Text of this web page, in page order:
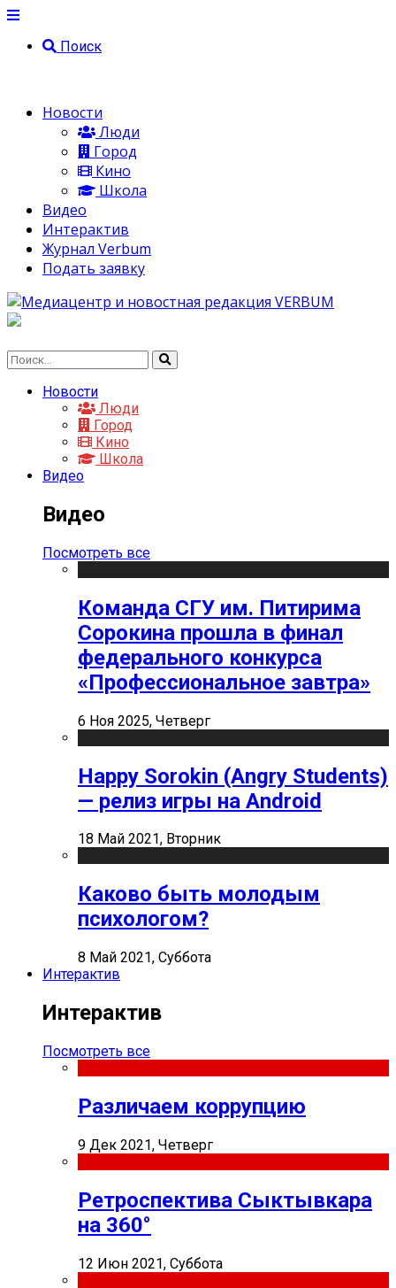
Поиск
Новости
Люди
Город
Кино
Школа
Видео
Интерактив
Журнал Verbum
Подать заявку
Новости
Люди
Город
Кино
Школа
Видео
Видео
Посмотреть все
Команда СГУ им. Питирима
Сорокина прошла в финал
федерального конкурса
«Профессиональное завтра»
6 Ноя 2025, Четверг
Happy Sorokin (Angry Students)
— релиз игры на Android
18 Май 2021, Вторник
Каково быть молодым
психологом?
8 Май 2021, Суббота
Интерактив
Интерактив
Посмотреть все
Различаем коррупцию
9 Дек 2021, Четверг
Ретроспектива Сыктывкара
на 360°
12 Июн 2021, Суббота